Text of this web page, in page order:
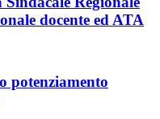
docente ed ATA
potenziamento